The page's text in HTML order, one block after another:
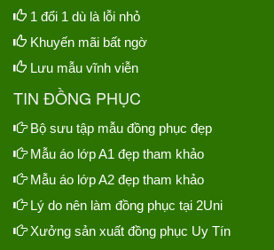
1 đổi 1 dù là lỗi nhỏ
Khuyến mãi bất ngờ
Lưu mẫu vĩnh viễn
TIN ĐỒNG PHỤC
Bộ sưu tập mẫu đồng phục đẹp
Mẫu áo lớp A1 đẹp tham khảo
Mẫu áo lớp A2 đẹp tham khảo
Lý do nên làm đồng phục tại 2Uni
Xưởng sản xuất đồng phục Uy Tín